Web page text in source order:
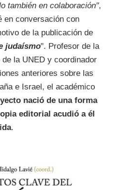
también en colaboración",
en conversación con
de la publicación de
judaísmo". Profesor de la
la UNED y coordinador
anteriores sobre las
e Israel, el académico
nació de una forma
editorial acudió a él
.